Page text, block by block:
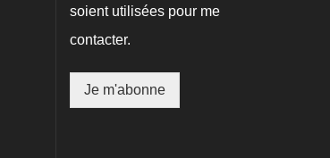
r
a
soient utilisées pour me
contacter.
Je m'abonne